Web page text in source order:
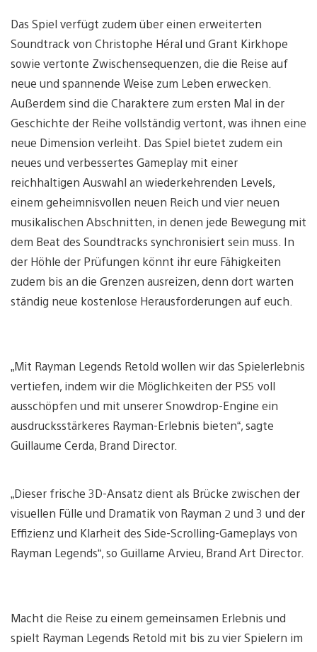
Das Spiel verfügt zudem über einen erweiterten
Soundtrack von Christophe Héral und Grant Kirkhope
sowie vertonte Zwischensequenzen, die die Reise auf
neue und spannende Weise zum Leben erwecken.
Außerdem sind die Charaktere zum ersten Mal in der
Geschichte der Reihe vollständig vertont, was ihnen eine
neue Dimension verleiht. Das Spiel bietet zudem ein
neues und verbessertes Gameplay mit einer
reichhaltigen Auswahl an wiederkehrenden Levels,
einem geheimnisvollen neuen Reich und vier neuen
musikalischen Abschnitten, in denen jede Bewegung mit
dem Beat des Soundtracks synchronisiert sein muss. In
der Höhle der Prüfungen könnt ihr eure Fähigkeiten
zudem bis an die Grenzen ausreizen, denn dort warten
ständig neue kostenlose Herausforderungen auf euch.
„Mit Rayman Legends Retold wollen wir das Spielerlebnis
vertiefen, indem wir die Möglichkeiten der PS5 voll
ausschöpfen und mit unserer Snowdrop-Engine ein
ausdrucksstärkeres Rayman-Erlebnis bieten“, sagte
Guillaume Cerda, Brand Director.
„Dieser frische 3D-Ansatz dient als Brücke zwischen der
visuellen Fülle und Dramatik von Rayman 2 und 3 und der
Effizienz und Klarheit des Side-Scrolling-Gameplays von
Rayman Legends“, so Guillame Arvieu, Brand Art Director.
Macht die Reise zu einem gemeinsamen Erlebnis und
spielt Rayman Legends Retold mit bis zu vier Spielern im